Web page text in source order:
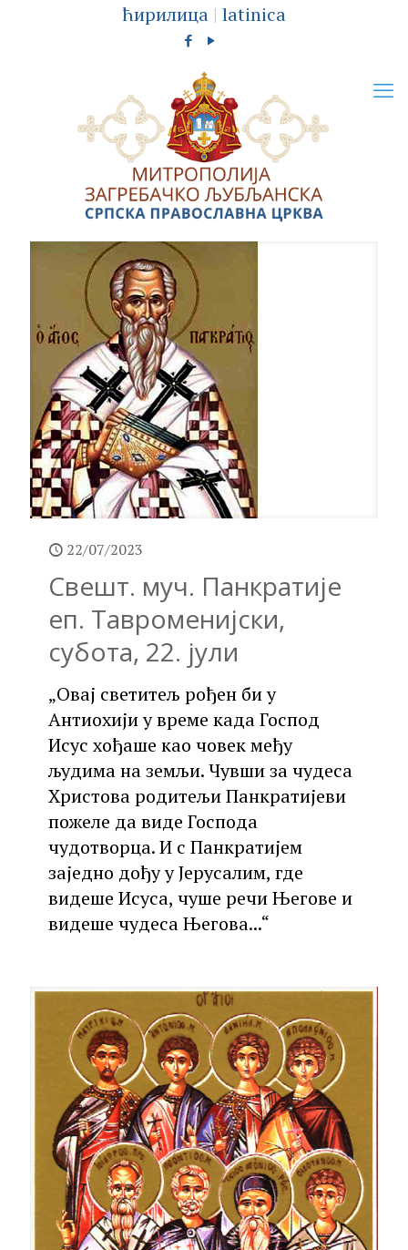
ћирилица | latinica
22/07/2023
Свешт. муч. Панкратије
еп. Тавроменијски,
субота, 22. јули
„Овај светитељ рођен би у
Антиохији у време када Господ
Исус хођаше као човек међу
људима на земљи. Чувши за чудеса
Христова родитељи Панкратијеви
пожеле да виде Господа
чудотворца. И с Панкратијем
заједно дођу у Јерусалим, где
видеше Исуса, чуше речи Његове и
видеше чудеса Његова...“